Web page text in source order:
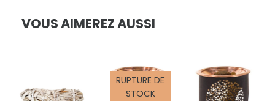
VOUS AIMEREZ AUSSI
RUPTURE DE
STOCK